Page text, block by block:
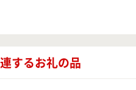
するお礼の品